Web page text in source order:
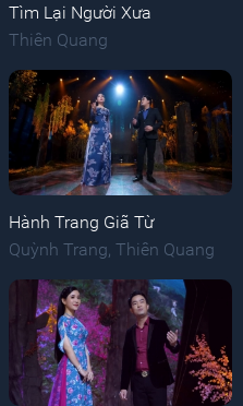
Tìm Lại Người Xưa
Thiên Quang
Hành Trang Giã Từ
Quỳnh Trang, Thiên Quang